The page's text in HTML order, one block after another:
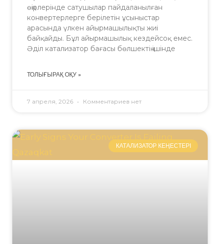
өңірлерінде сатушылар пайдаланылған
конвертерлерге берілетін ұсыныстар
арасында үлкен айырмашылықты жиі
байқайды. Бұл айырмашылық кездейсоқ емес.
Әділ катализатор бағасы бөлшектің ішінде
ТОЛЫҒЫРАҚ ОҚУ »
7 апреля, 2026 Комментариев нет
КАТАЛИЗАТОР КЕҢЕСТЕРІ